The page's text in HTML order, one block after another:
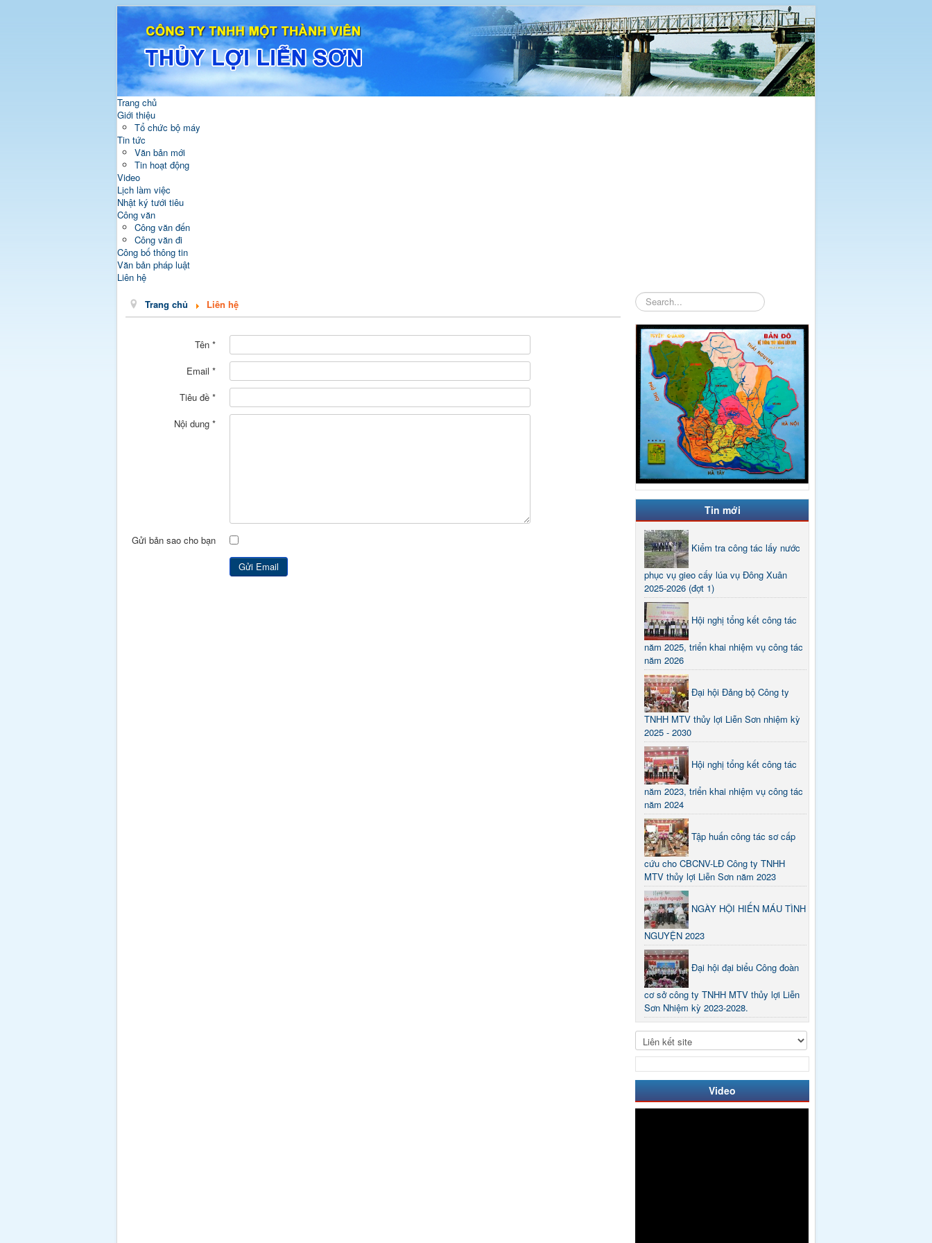
Trang chủ
Giới thiệu
Tổ chức bộ máy
Tin tức
Văn bản mới
Tin hoạt động
Video
Lịch làm việc
Nhật ký tưới tiêu
Công văn
Công văn đến
Công văn đi
Công bố thông tin
Văn bản pháp luật
Liên hệ
Trang chủ Liên hệ
Tên *
Email *
Tiêu đề *
Nội dung *
Gửi bản sao cho bạn
Gửi Email
Tìm
kiếm
Tin mới
Kiểm tra công tác lấy nước
phục vụ gieo cấy lúa vụ Đông Xuân
2025-2026 (đợt 1)
Hội nghị tổng kết công tác
năm 2025, triển khai nhiệm vụ công tác
năm 2026
Đại hội Đảng bộ Công ty
TNHH MTV thủy lợi Liễn Sơn nhiệm kỳ
2025 - 2030
Hội nghị tổng kết công tác
năm 2023, triển khai nhiệm vụ công tác
năm 2024
Tập huấn công tác sơ cấp
cứu cho CBCNV-LĐ Công ty TNHH
MTV thủy lợi Liễn Sơn năm 2023
NGÀY HỘI HIẾN MÁU TÌNH
NGUYỆN 2023
Đại hội đại biểu Công đoàn
cơ sở công ty TNHH MTV thủy lợi Liễn
Sơn Nhiệm kỳ 2023-2028.
Video